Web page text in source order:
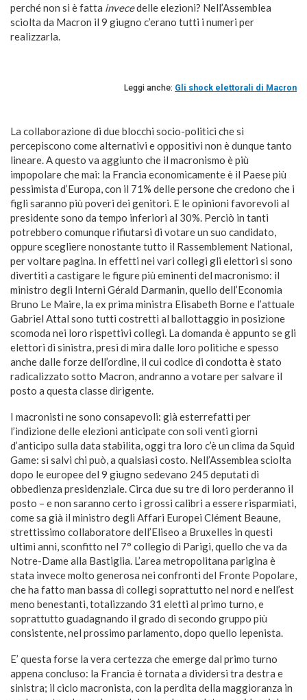
perché non si è fatta invecedelle elezioni? Nell’Assemblea
sciolta da Macron il 9 giugno c’erano tutti i numeri per
realizzarla.
Leggi anche: Gli shock elettorali di Macron
La collaborazione di due blocchi socio-politici che si
percepiscono come alternativi e oppositivi non è dunque tanto
lineare. A questo va aggiunto che il macronismo è più
impopolare che mai: la Francia economicamente è il Paese più
pessimista d’Europa, con il 71% delle persone che credono che i
figli saranno più poveri dei genitori. E le opinioni favorevoli al
presidente sono da tempo inferiori al 30%. Perciò in tanti
potrebbero comunque rifiutarsi di votare un suo candidato,
oppure scegliere nonostante tutto il Rassemblement National,
per voltare pagina. In effetti nei vari collegi gli elettori si sono
divertiti a castigare le figure più eminenti del macronismo: il
ministro degli Interni Gérald Darmanin, quello dell’Economia
Bruno Le Maire, la ex prima ministra Elisabeth Borne e l’attuale
Gabriel Attal sono tutti costretti al ballottaggio in posizione
scomoda nei loro rispettivi collegi. La domanda è appunto se gli
elettori di sinistra, presi di mira dalle loro politiche e spesso
anche dalle forze dell’ordine, il cui codice di condotta è stato
radicalizzato sotto Macron, andranno a votare per salvare il
posto a questa classe dirigente.
I macronisti ne sono consapevoli: già esterrefatti per
l’indizione delle elezioni anticipate con soli venti giorni
d’anticipo sulla data stabilita, oggi tra loro c’è un clima da Squid
Game: si salvi chi può, a qualsiasi costo. Nell’Assemblea sciolta
dopo le europee del 9 giugno sedevano 245 deputati di
obbedienza presidenziale. Circa due su tre di loro perderanno il
posto – e non saranno certo i grossi calibri a essere risparmiati,
come sa già il ministro degli Affari Europei Clément Beaune,
strettissimo collaboratore dell’Eliseo a Bruxelles in questi
ultimi anni, sconfitto nel 7° collegio di Parigi, quello che va da
Notre-Dame alla Bastiglia. L’area metropolitana parigina è
stata invece molto generosa nei confronti del Fronte Popolare,
che ha fatto man bassa di collegi soprattutto nel nord e nell’est
meno benestanti, totalizzando 31 eletti al primo turno, e
soprattutto guadagnando il grado di secondo gruppo più
consistente, nel prossimo parlamento, dopo quello lepenista.
E’ questa forse la vera certezza che emerge dal primo turno
appena concluso: la Francia è tornata a dividersi tra destra e
sinistra; il ciclo macronista, con la perdita della maggioranza in